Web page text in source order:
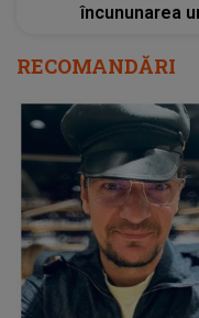
încununarea
RECOMANDĂRI